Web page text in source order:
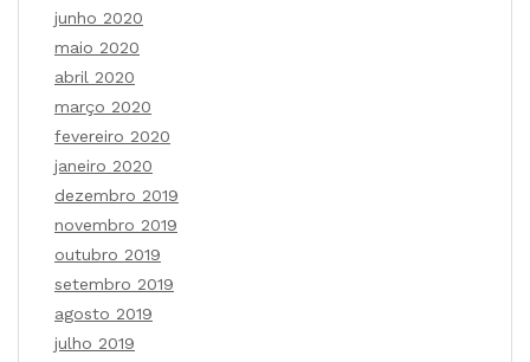
junho 2020
maio 2020
abril 2020
março 2020
fevereiro 2020
janeiro 2020
dezembro 2019
novembro 2019
outubro 2019
setembro 2019
agosto 2019
julho 2019